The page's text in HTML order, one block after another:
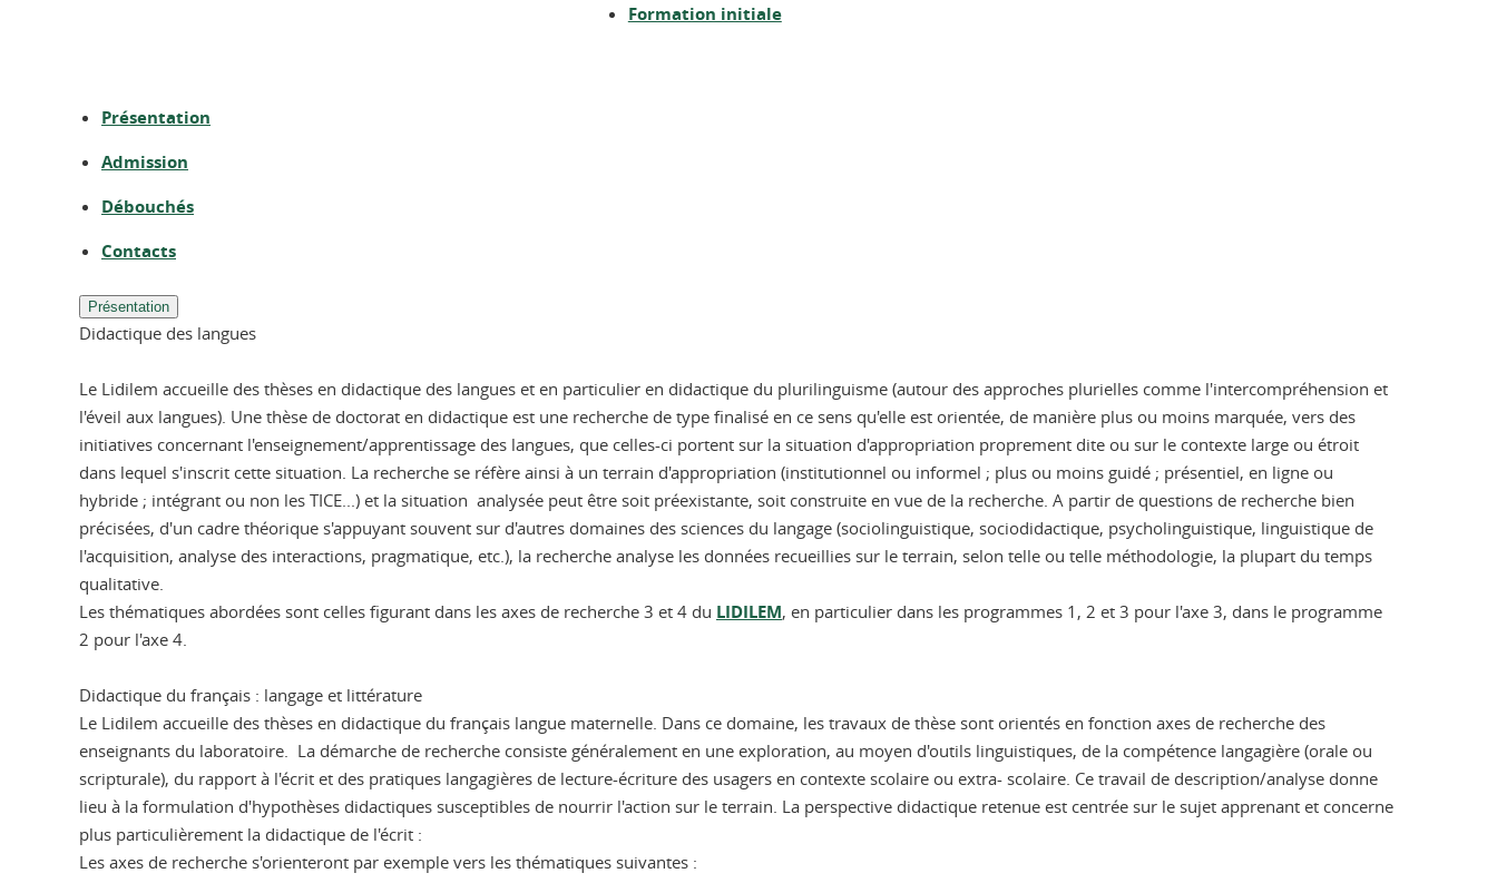
Formation initiale
Présentation
Admission
Débouchés
Contacts
Présentation
Didactique des langues
Le Lidilem accueille des thèses en didactique des langues et en particulier en didactique du plurilinguisme (autour des approches plurielles comme l'intercompréhension et
l'éveil aux langues). Une thèse de doctorat en didactique est une recherche de type finalisé en ce sens qu'elle est orientée, de manière plus ou moins marquée, vers des
initiatives concernant l'enseignement/apprentissage des langues, que celles-ci portent sur la situation d'appropriation proprement dite ou sur le contexte large ou étroit
dans lequel s'inscrit cette situation. La recherche se réfère ainsi à un terrain d'appropriation (institutionnel ou informel ; plus ou moins guidé ; présentiel, en ligne ou
hybride ; intégrant ou non les TICE...) et la situation analysée peut être soit préexistante, soit construite en vue de la recherche. A partir de questions de recherche bien
précisées, d'un cadre théorique s'appuyant souvent sur d'autres domaines des sciences du langage (sociolinguistique, sociodidactique, psycholinguistique, linguistique de
l'acquisition, analyse des interactions, pragmatique, etc.), la recherche analyse les données recueillies sur le terrain, selon telle ou telle méthodologie, la plupart du temps
qualitative.
Les thématiques abordées sont celles figurant dans les axes de recherche 3 et 4 du LIDILEM, en particulier dans les programmes 1, 2 et 3 pour l'axe 3, dans le programme
2 pour l'axe 4.
Didactique du français : langage et littérature
Le Lidilem accueille des thèses en didactique du français langue maternelle. Dans ce domaine, les travaux de thèse sont orientés en fonction axes de recherche des
enseignants du laboratoire. La démarche de recherche consiste généralement en une exploration, au moyen d'outils linguistiques, de la compétence langagière (orale ou
scripturale), du rapport à l'écrit et des pratiques langagières de lecture-écriture des usagers en contexte scolaire ou extra- scolaire. Ce travail de description/analyse donne
lieu à la formulation d'hypothèses didactiques susceptibles de nourrir l'action sur le terrain. La perspective didactique retenue est centrée sur le sujet apprenant et concerne
plus particulièrement la didactique de l'écrit :
Les axes de recherche s'orienteront par exemple vers les thématiques suivantes :